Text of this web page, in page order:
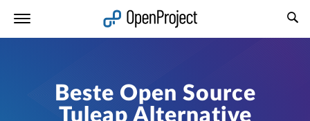
Beste Open Source
Tuleap Alternative
Link in neuem Tab öffnen